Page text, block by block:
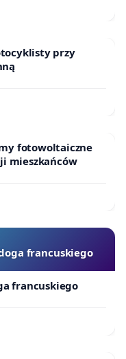
przy
fotowoltaiczne
mieszkańców
francuskiego
francuskiego